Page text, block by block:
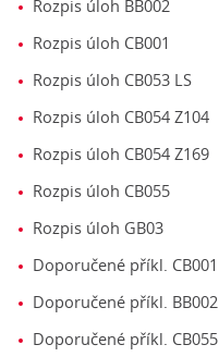
Rozpis úloh BB002
Rozpis úloh CB001
Rozpis úloh CB053 LS
Rozpis úloh CB054 Z104
Rozpis úloh CB054 Z169
Rozpis úloh CB055
Rozpis úloh GB03
Doporučené příkl. CB001
Doporučené příkl. BB002
Doporučené příkl. CB055